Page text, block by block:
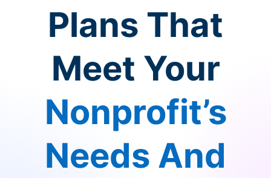
Plans That
Meet Your
Nonprofit’s
Needs And